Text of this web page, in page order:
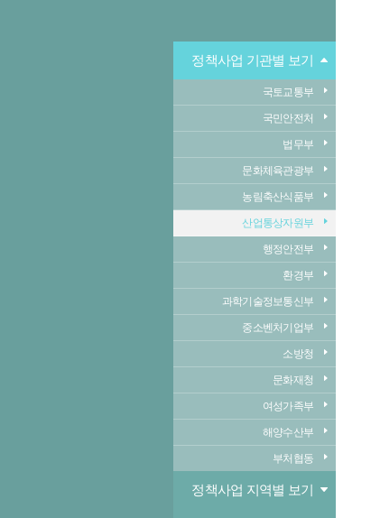
정책사업 기관별 보기
국토교통부
국민안전처
법무부
문화체육관광부
농림축산식품부
산업통상자원부
행정안전부
환경부
과학기술정보통신부
중소벤처기업부
소방청
문화재청
여성가족부
해양수산부
부처협동
정책사업 지역별 보기